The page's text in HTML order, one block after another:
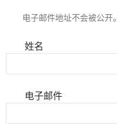
电子邮件地址不会被公开。
姓名
电子邮件